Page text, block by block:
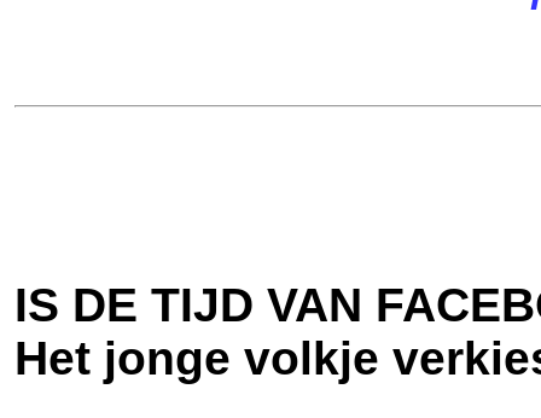
IS DE TIJD VAN
Het jonge volkje